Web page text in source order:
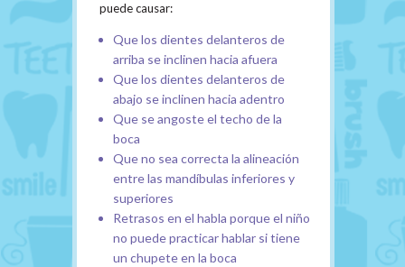
puede causar:
Que los dientes delanteros de
arriba se inclinen hacia afuera
Que los dientes delanteros de
abajo se inclinen hacia adentro
Que se angoste el techo de la
boca
Que no sea correcta la alineación
entre las mandíbulas inferiores y
superiores
Retrasos en el habla porque el niño
no puede practicar hablar si tiene
un chupete en la boca